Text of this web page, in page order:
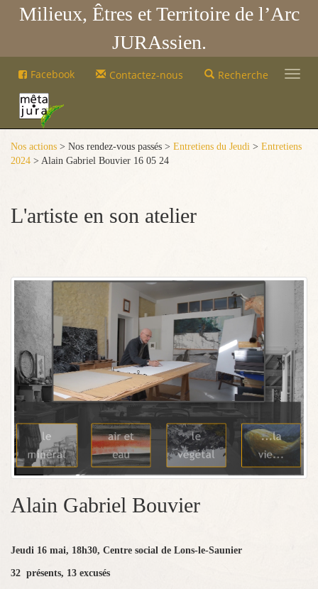
Milieux, Êtres et Territoire de l’Arc
JURAssien.
Jura Facebook Contactez-nous Recherche
Mêta-
Nos actions > Nos rendez-vous passés > Entretiens du Jeudi > Entretiens
2024 > Alain Gabriel Bouvier 16 05 24
L'artiste en son atelier
Alain Gabriel Bouvier
Jeudi 16 mai, 18h30, Centre social de Lons-le-Saunier
32 présents, 13 excusés